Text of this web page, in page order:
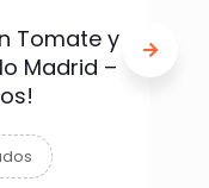
Tomate y
Madrid –